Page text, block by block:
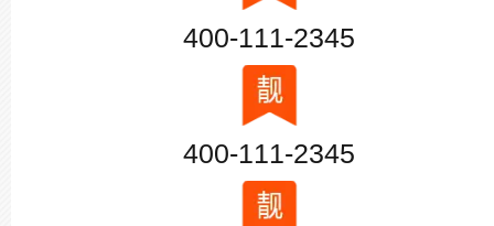
400-111-2345
400-111-2345